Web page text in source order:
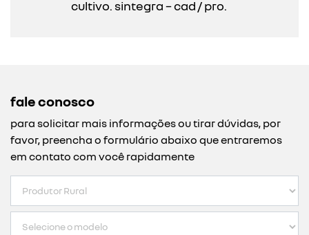
cultivo. sintegra – cad / pro.
fale conosco
para solicitar mais informações ou tirar dúvidas, por
favor, preencha o formulário abaixo que entraremos
em contato com você rapidamente